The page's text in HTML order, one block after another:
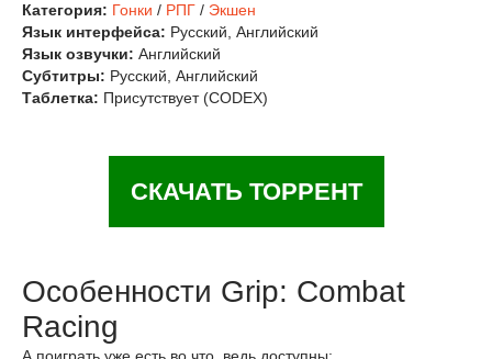
Категория: Гонки / РПГ / Экшен
Язык интерфейса: Русский, Английский
Язык озвучки: Английский
Субтитры: Русский, Английский
Таблетка: Присутствует (CODEX)
СКАЧАТЬ ТОРРЕНТ
Особенности Grip: Combat
Racing